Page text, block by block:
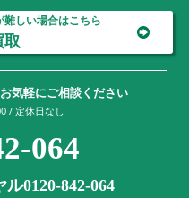
しい場合はこちら
取
気軽にご相談ください
/ 定休日なし
064
0120-842-064